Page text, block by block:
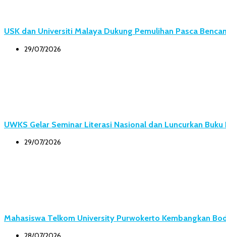
USK dan Universiti Malaya Dukung Pemulihan Pasca
29/07/2026
UWKS Gelar Seminar Literasi Nasional dan Luncurkan
29/07/2026
Mahasiswa Telkom University Purwokerto Kembangkan